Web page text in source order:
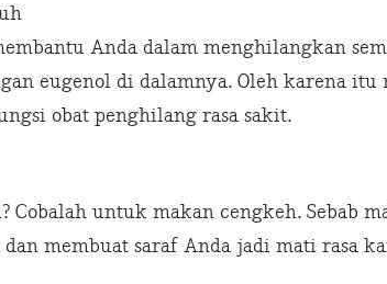
Anda dalam menghilangkan
eugenol di dalamnya. Oleh karena itu
obat penghilang rasa sakit.
Cobalah untuk makan cengkeh. Sebab
membuat saraf Anda jadi mati rasa